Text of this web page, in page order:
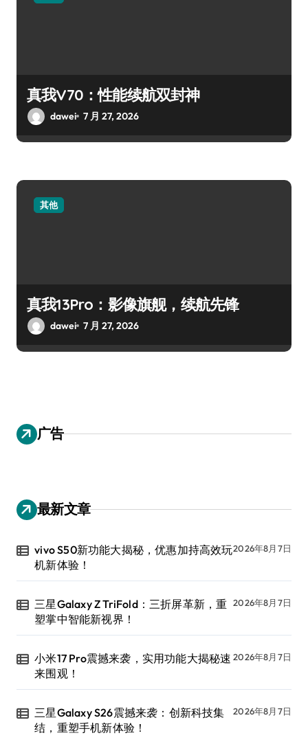
真我V70：性能续航双封神
dawei 7 月 27, 2026
其他
真我13Pro：影像旗舰，续航先锋
dawei 7 月 27, 2026
广告
最新文章
vivo S50新功能大揭秘，优惠加持高效玩
机新体验！
2026年8月7日
三星Galaxy Z TriFold：三折屏革新，重
塑掌中智能新视界！
2026年8月7日
小米17 Pro震撼来袭，实用功能大揭秘速
来围观！
2026年8月7日
三星Galaxy S26震撼来袭：创新科技集
结，重塑手机新体验！
2026年8月7日